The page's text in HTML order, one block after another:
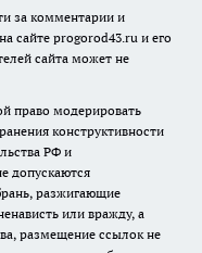
за комментарии и
сайте progorod43.ru и его
сайта может не
право модерировать
конструктивности
РФ и
допускаются
разжигающие
или вражду, а
размещение ссылок не